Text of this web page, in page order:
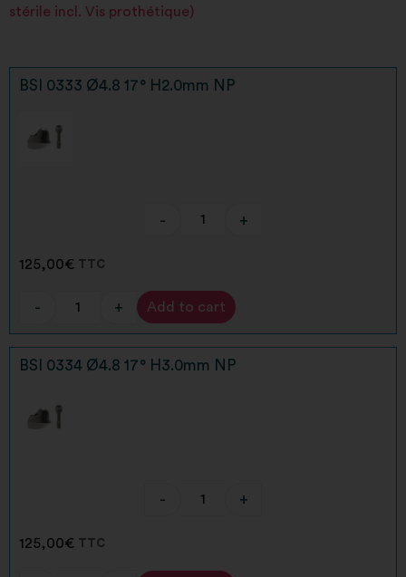
stérile incl. Vis prothétique)
BSI 0333 Ø4.8 17° H2.0mm NP
- +
125,00€ TTC
- + Add to cart
Alternative:
BSI 0334 Ø4.8 17° H3.0mm NP
- +
125,00€ TTC